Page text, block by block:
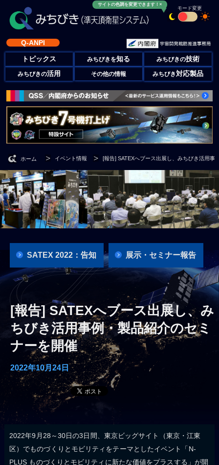
サイトの色調を変更できます！×
モード変更
Q-ANPI
トピックス みちびきを知る みちびきの技術
みちびきの活用 その他の情報 みちびき対応製品
ホーム イベント情報 [報告] SATEXへブース出展し、みちびき活用事
SATEX 2022：告知 展示・セミナー報告
[報告] SATEXへブース出展し、み
ちびき活用事例・製品紹介のセミ
ナーを開催
2022年10月24日
2022年9月28～30日の3日間、東京ビッグサイト（東京・江東
区）でものづくりとモビリティをテーマとしたイベント「N-
PLUS ものづくりとモビリティに新たな価値をプラスする」が開